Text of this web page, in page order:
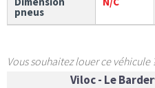
pneus
Vous souhaitez louer ce véhicule
Viloc - Le